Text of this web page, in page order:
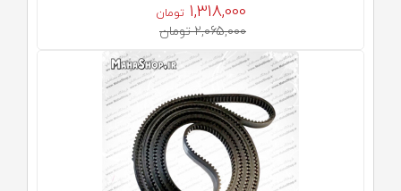
1,318,000 تومان
2,065,000 تومان